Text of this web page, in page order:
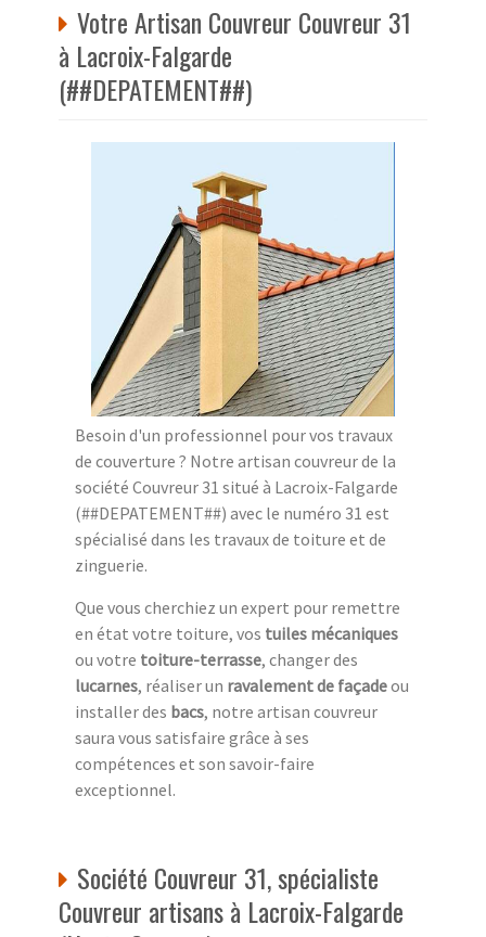
Votre Artisan Couvreur Couvreur 31
à Lacroix-Falgarde
(##DEPATEMENT##)
Besoin d'un professionnel pour vos travaux
de couverture ? Notre artisan couvreur de la
société Couvreur 31 situé à Lacroix-Falgarde
(##DEPATEMENT##) avec le numéro 31 est
spécialisé dans les travaux de toiture et de
zinguerie.
Que vous cherchiez un expert pour remettre
en état votre toiture, vos tuiles mécaniques
ou votre toiture-terrasse, changer des
lucarnes, réaliser un ravalement de façadeou
installer des bacs, notre artisan couvreur
saura vous satisfaire grâce à ses
compétences et son savoir-faire
exceptionnel.
Société Couvreur 31, spécialiste
Couvreur artisans à Lacroix-Falgarde